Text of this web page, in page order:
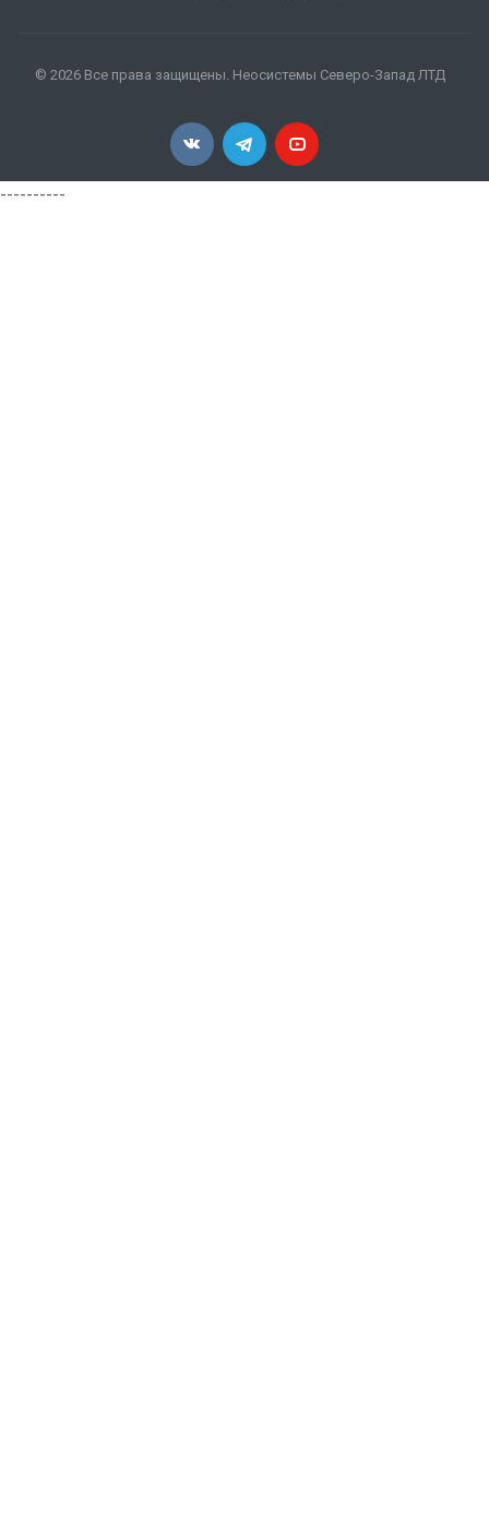
© 2026 Все права защищены. Неосистемы Северо-Запад ЛТД
----------